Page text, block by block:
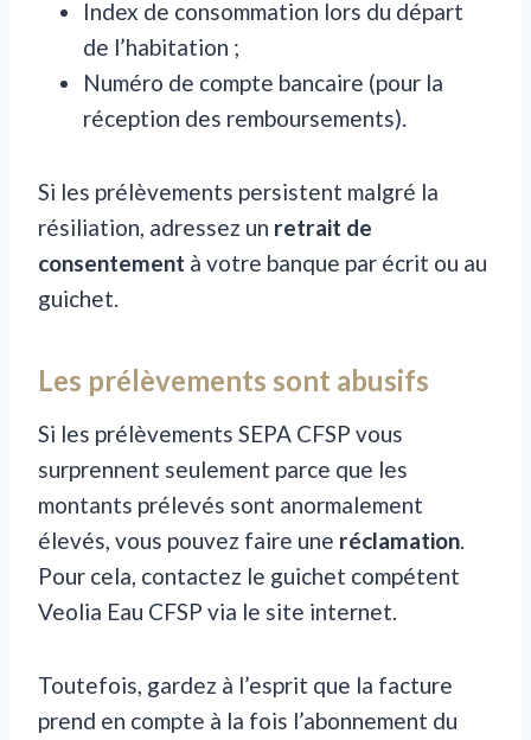
Index de consommation lors du départ
de l’habitation ;
Numéro de compte bancaire (pour la
réception des remboursements).
Si les prélèvements persistent malgré la
résiliation, adressez un retrait de
consentement à votre banque par écrit ou au
guichet.
Les prélèvements sont abusifs
Si les prélèvements SEPA CFSP vous
surprennent seulement parce que les
montants prélevés sont anormalement
élevés, vous pouvez faire une réclamation.
Pour cela, contactez le guichet compétent
Veolia Eau CFSP via le site internet.
Toutefois, gardez à l’esprit que la facture
prend en compte à la fois l’abonnement du